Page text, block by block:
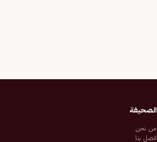
الصحيفة
من نحن
اتصل بنا